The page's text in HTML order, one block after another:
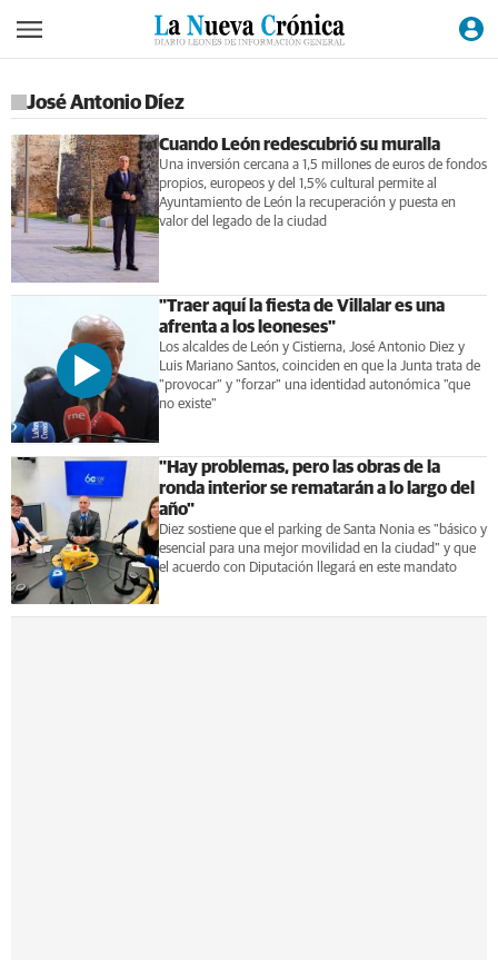
José Antonio Díez
Cuando León redescubrió su muralla
Una inversión cercana a 1,5 millones de euros de fondos
propios, europeos y del 1,5% cultural permite al
Ayuntamiento de León la recuperación y puesta en
valor del legado de la ciudad
"Traer aquí la fiesta de Villalar es una
afrenta a los leoneses"
Los alcaldes de León y Cistierna, José Antonio Diez y
Luis Mariano Santos, coinciden en que la Junta trata de
"provocar" y "forzar" una identidad autonómica "que
no existe"
"Hay problemas, pero las obras de la
ronda interior se rematarán a lo largo del
año"
Diez sostiene que el parking de Santa Nonia es "básico y
esencial para una mejor movilidad en la ciudad" y que
el acuerdo con Diputación llegará en este mandato